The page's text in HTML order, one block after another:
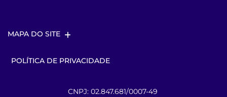
MAPA DO SITE
POLÍTICA DE PRIVACIDADE
CNPJ: 02.847.681/0007-49